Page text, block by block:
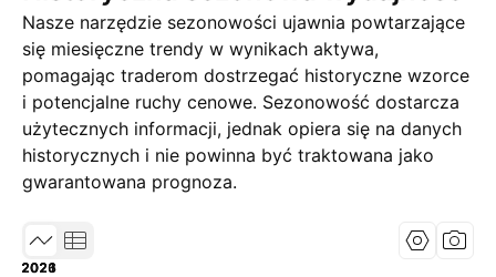
Nasze narzędzie sezonowości ujawnia powtarzające
się miesięczne trendy w wynikach aktywa,
pomagając traderom dostrzegać historyczne wzorce
i potencjalne ruchy cenowe. Sezonowość dostarcza
użytecznych informacji, jednak opiera się na danych
historycznych i nie powinna być traktowana jako
gwarantowana prognoza.
2021
2023
2026